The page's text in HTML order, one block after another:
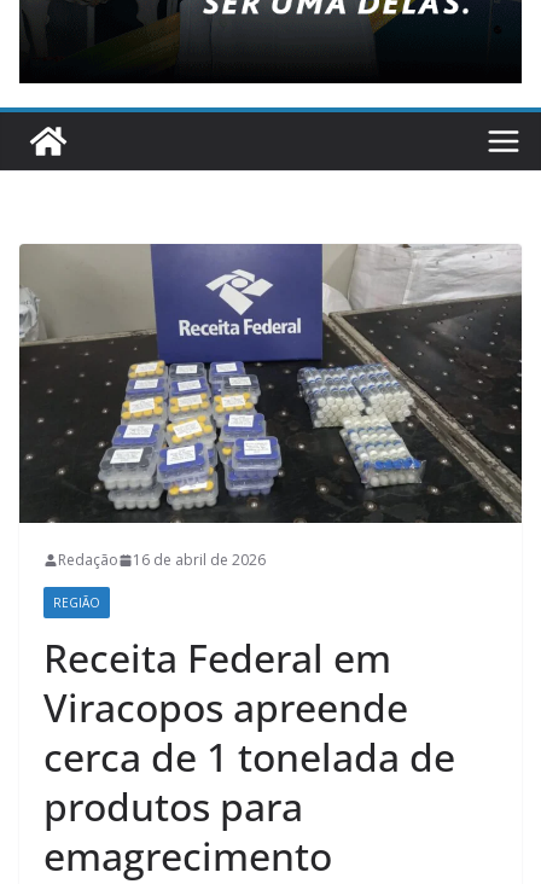
Redação 16 de abril de 2026
REGIÃO
Receita Federal em
Viracopos apreende
cerca de 1 tonelada de
produtos para
emagrecimento